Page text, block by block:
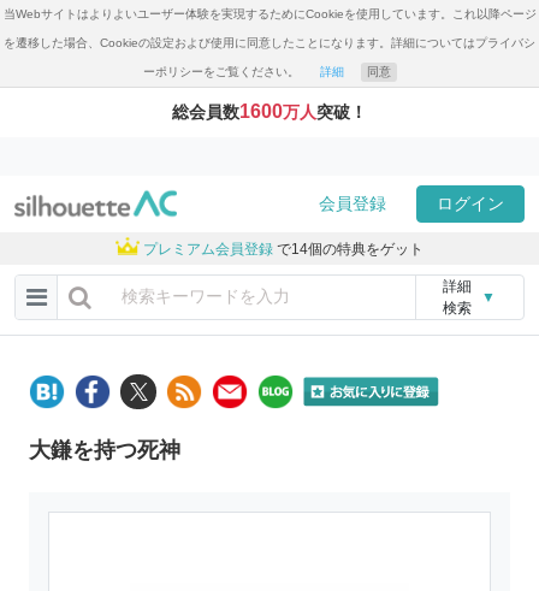
当Webサイトはよりよいユーザー体験を実現するためにCookieを使用しています。これ以降ページ
を遷移した場合、Cookieの設定および使用に同意したことになります。詳細についてはプライバシ
ーポリシーをご覧ください。 詳細 同意
総会員数1600万人突破！
会員登録 ログイン
プレミアム会員登録 で14個の特典をゲット
詳細
検索
▼
大鎌を持つ死神